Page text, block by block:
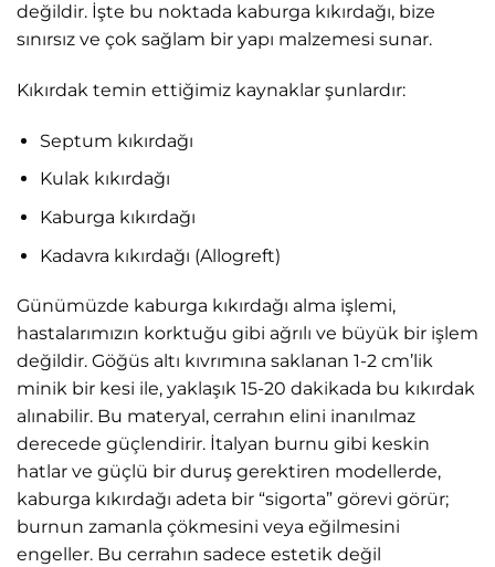
değildir. İşte bu noktada kaburga kıkırdağı, bize
sınırsız ve çok sağlam bir yapı malzemesi sunar.
Kıkırdak temin ettiğimiz kaynaklar şunlardır:
Septum kıkırdağı
Kulak kıkırdağı
Kaburga kıkırdağı
Kadavra kıkırdağı (Allogreft)
Günümüzde kaburga kıkırdağı alma işlemi,
hastalarımızın korktuğu gibi ağrılı ve büyük bir işlem
değildir. Göğüs altı kıvrımına saklanan 1-2 cm’lik
minik bir kesi ile, yaklaşık 15-20 dakikada bu kıkırdak
alınabilir. Bu materyal, cerrahın elini inanılmaz
derecede güçlendirir. İtalyan burnu gibi keskin
hatlar ve güçlü bir duruş gerektiren modellerde,
kaburga kıkırdağı adeta bir “sigorta” görevi görür;
burnun zamanla çökmesini veya eğilmesini
engeller. Bu cerrahın sadece estetik değil